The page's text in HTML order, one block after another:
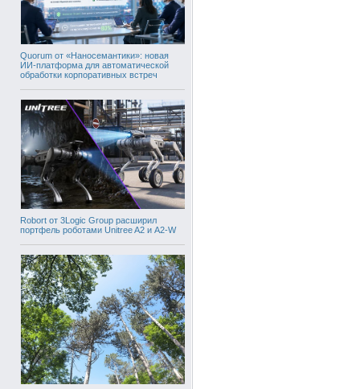
Quorum от «Наносемантики»: новая
ИИ-платформа для автоматической
обработки корпоративных встреч
Robort от 3Logic Group расширил
портфель роботами Unitree A2 и A2-W